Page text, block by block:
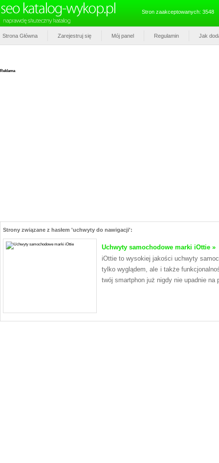
Stron zaakceptowanych: 3548
Strona Główna Zarejestruj się Mój panel Regulamin Jak
Reklama
Strony związane z hasłem 'uchwyty do nawigacji':
Uchwyty samochodowe marki iOttie »
iOttie to wysokiej jakości uchwyty
tylko wyglądem, ale i także
twój smartphon już nigdy nie upadnie na